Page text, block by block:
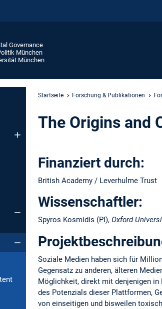
Governance
München
München
Startseite Forschung & Publikationen
The Origins and
Finanziert durch:
British Academy / Leverhulme Trust
Wissenschaftler:
Spyros Kosmidis (PI), Oxford
Soziale Medien haben sich für
Gegensatz zu anderen, älteren
Möglichkeit, direkt mit denjenigen in
des Potenzials dieser Plattformen,
von einseitigen und bisweilen